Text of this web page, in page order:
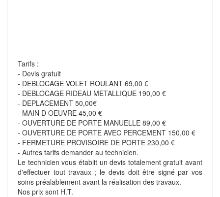
Tarifs :
- Devis gratuit
- DEBLOCAGE VOLET ROULANT 69,00 €
- DEBLOCAGE RIDEAU METALLIQUE 190,00 €
- DEPLACEMENT 50,00€
- MAIN D OEUVRE 45,00 €
- OUVERTURE DE PORTE MANUELLE 89,00 €
- OUVERTURE DE PORTE AVEC PERCEMENT 150,00 €
- FERMETURE PROVISOIRE DE PORTE 230,00 €
- Autres tarifs demander au technicien.
Le technicien vous établit un devis totalement gratuit avant
d'effectuer tout travaux ; le devis doit être signé par vos
soins préalablement avant la réalisation des travaux.
Nos prix sont H.T.